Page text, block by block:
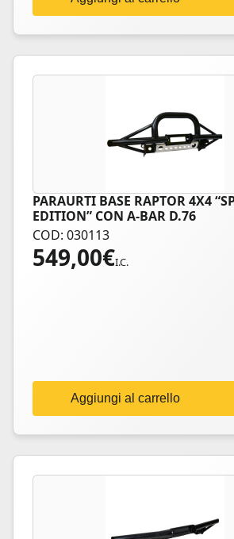
PARAURTI BASE RAPTOR 4X4
EDITION” CON A-BAR D.76
COD: 030113
549,00€I.C.
Aggiungi al carrello